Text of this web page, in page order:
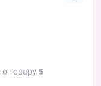
товару 5